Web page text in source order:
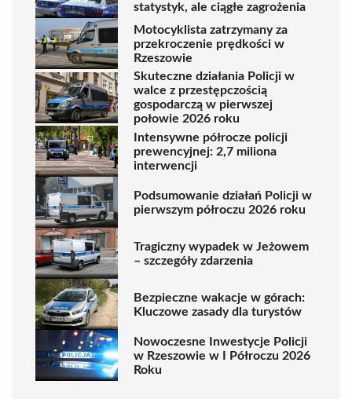
statystyk, ale ciągłe zagrożenia
Motocyklista zatrzymany za
przekroczenie prędkości w
Rzeszowie
Skuteczne działania Policji w
walce z przestępczością
gospodarczą w pierwszej
połowie 2026 roku
Intensywne półrocze policji
prewencyjnej: 2,7 miliona
interwencji
Podsumowanie działań Policji w
pierwszym półroczu 2026 roku
Tragiczny wypadek w Jeżowem
– szczegóły zdarzenia
Bezpieczne wakacje w górach:
Kluczowe zasady dla turystów
Nowoczesne Inwestycje Policji
w Rzeszowie w I Półroczu 2026
Roku